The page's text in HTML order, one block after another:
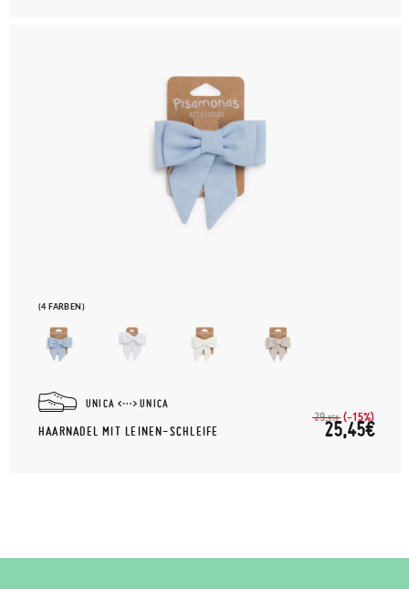
(4 FARBEN)
UNICA UNICA
HAARNADEL MIT LEINEN-SCHLEIFE
29,95€ (-15%)
25,45€